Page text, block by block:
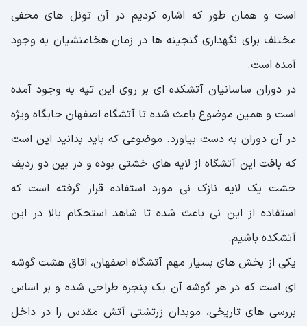
است و همان طور که اشاره کردیم در آن تونل های مخفی
مختلف برای نگهداری گنجینه ها در زمان هخامنشیان به وجود
آمده است.
در دوران ساسانیان آتشکده ای بر روی این تپه به وجود آمده
است و همین موضوع باعث شده تا آتشگاه اصفهان جایگاه ویژه
در آن دوران به دست بیاورد. موضوعی که باید بدانید این است
که بافت این آتشگاه از لایه های خشتی بوده و در بین دو ردیف
خشت یک لایه نازک نی مورد استفاده قرار گرفته است که
استفاده از این نی باعث شده تا شاهد استحکام بالا در این
آتشکده باشیم.
یکی از بخش های بسیار مهم آتشگاه اصفهان، اتاق هشت گوشه
ای است که در هر گوشه آن یک پنجره طراحی شده و بر اساس
بررسی های تاریخی، موبدان زرتشتی آتش مقدس را در داخل